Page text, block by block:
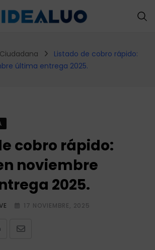
Listado de cobro rápido:
última entrega 2025.
cobro rápido:
noviembre
2025.
17 NOVIEMBRE, 2025
Share